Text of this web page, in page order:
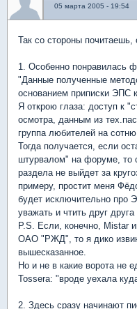
05 марта 2005 - 19:54
Так со стороны почитаешь,
1. Особенно понравилась
"Данные полученные
основанием приписки ЭПС
Я открою глаза: доступ к
осмотра, данным из
группа любителей на
Тогда получается, если
штурвалом" на форуме, то
раздела не выйдет за
примеру, простит меня
будет исключительно про
уважать и чтить друг
P.S. Если, конечно, Mistar
ОАО "РЖД", то я дико
вышесказанное.
Но и не в какие ворота не
Tossera: "вроде уехала
2. Здесь сразу начинают